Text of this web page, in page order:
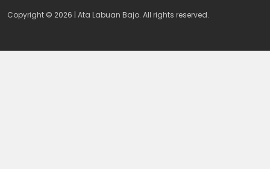
Copyright © 2026 | Ata Labuan Bajo. All rights reserved.